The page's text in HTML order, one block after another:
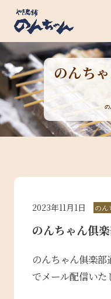
のんち
の
2023年11月1日 のん
のんちゃん俱
のんちゃん俱楽
でメール配信いた